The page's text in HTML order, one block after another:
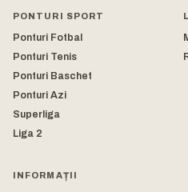
PONTURI SPORT
Ponturi Fotbal
Ponturi Tenis
Ponturi Baschet
Ponturi Azi
Superliga
Liga 2
INFORMAȚII